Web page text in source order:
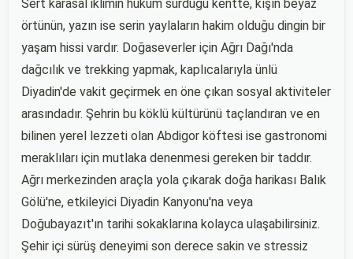
Sert karasal iklimin hüküm sürdüğü kentte, kışın beyaz
örtünün, yazın ise serin yaylaların hakim olduğu dingin bir
yaşam hissi vardır. Doğaseverler için Ağrı Dağı'nda
dağcılık ve trekking yapmak, kaplıcalarıyla ünlü
Diyadin'de vakit geçirmek en öne çıkan sosyal aktiviteler
arasındadır. Şehrin bu köklü kültürünü taçlandıran ve en
bilinen yerel lezzeti olan Abdigor köftesi ise gastronomi
meraklıları için mutlaka denenmesi gereken bir taddır.
Ağrı merkezinden araçla yola çıkarak doğa harikası Balık
Gölü'ne, etkileyici Diyadin Kanyonu'na veya
Doğubayazıt'ın tarihi sokaklarına kolayca ulaşabilirsiniz.
Şehir içi sürüş deneyimi son derece sakin ve stressiz